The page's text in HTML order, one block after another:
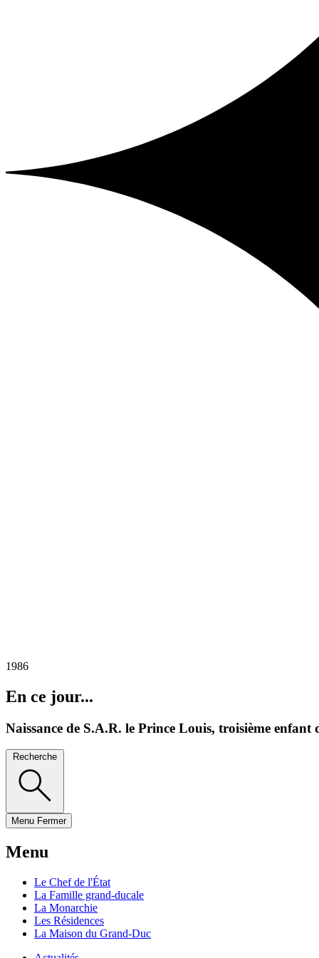
1986
En ce jour...
Naissance de S.A.R. le Prince Louis, troisième
Recherche
Menu Fermer
Menu
Le Chef de l'État
La Famille grand-ducale
La Monarchie
Les Résidences
La Maison du Grand-Duc